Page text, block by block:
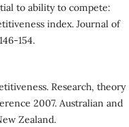
to ability to compete:
index. Journal of
154.
Research, theory
2007. Australian and
Zealand.